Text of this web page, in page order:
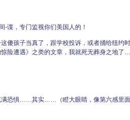
-谍，专门监视你们美国人的！
傻孩子当真了，跟学校投诉，或者捅给纽约
险遭遇》之类的文章，我就死无葬身之地
恐惧……其实……（瞪大眼睛，像第六感里面